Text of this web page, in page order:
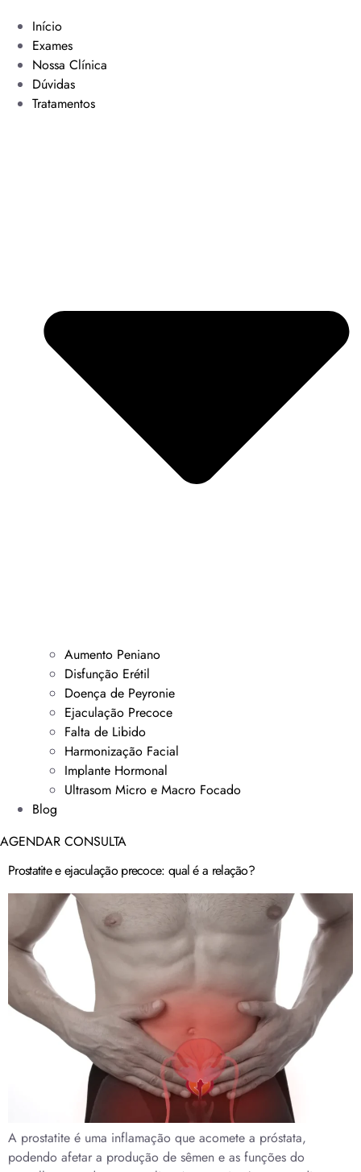
Início
Exames
Nossa Clínica
Dúvidas
Tratamentos
Aumento Peniano
Disfunção Erétil
Doença de Peyronie
Ejaculação Precoce
Falta de Libido
Harmonização Facial
Implante Hormonal
Ultrasom Micro e Macro Focado
Blog
AGENDAR CONSULTA
Prostatite e ejaculação precoce: qual é a relação?
A prostatite é uma inflamação que acomete a próstata,
podendo afetar a produção de sêmen e as funções do